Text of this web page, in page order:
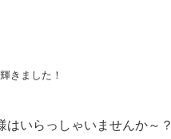
きました！
いらっしゃいませんか～？